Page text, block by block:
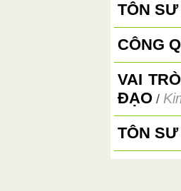
TÔN
CÔNG
VAI
ĐẠO /
TÔN